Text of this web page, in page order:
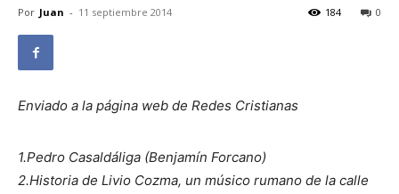
Por Juan - 11 septiembre 2014 0
184
Enviado a la página web de Redes Cristianas
1.Pedro Casaldáliga (Benjamín Forcano)
2.Historia de Livio Cozma, un músico rumano de la calle